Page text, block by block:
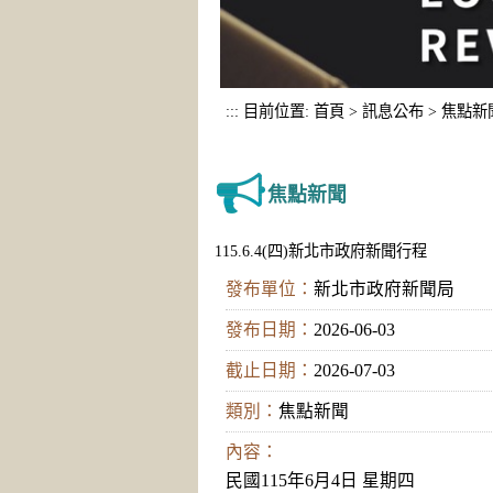
::: 目前位置: 首頁 > 訊息公布 > 焦點新
焦點新聞
115.6.4(四)新北市政府新聞行程
發布單位： 新北市政府新聞局
發布日期： 2026-06-03
截止日期： 2026-07-03
類別： 焦點新聞
內容：
民國115年6月4日 星期四